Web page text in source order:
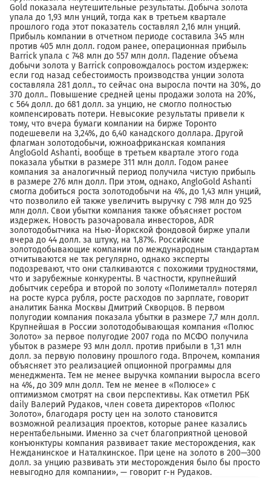
Gold показала неутешительные результаты. Добыча золота
упала до 1,93 млн унций, тогда как в третьем квартале
прошлого года этот показатель составлял 2,16 млн унций.
Прибыль компании в отчетном периоде составила 345 млн
против 405 млн долл. годом ранее, операционная прибыль
Barrick упала с 748 млн до 557 млн долл. Падение объема
добычи золота у Barrick сопровождалось ростом издержек:
если год назад себестоимость производства унции золота
составляла 281 долл., то сейчас она выросла почти на 30%, до
370 долл.. Повышение средней цены продажи золота на 20%,
с 564 долл. до 681 долл. за унцию, не смогло полностью
компенсировать потери. Невысокие результаты привели к
тому, что вчера бумаги компании на бирже Торонто
подешевели на 3,24%, до 6,40 канадского доллара. Другой
флагман золотодобычи, южноафриканская компания
AngloGold Ashanti, вообще в третьем квартале этого года
показала убытки в размере 311 млн долл. Годом ранее
компания за аналогичный период получила чистую прибыль
в размере 276 млн долл. При этом, однако, АngloGold Ashanti
смогла добиться роста золотодобычи на 4%, до 1,43 млн унций,
что позволило ей также увеличить выручку с 798 млн до 925
млн долл. Свои убытки компания также объясняет ростом
издержек. Новость разочаровала инвесторов, ADR
золотодобытчика на Нью-Йоркской фондовой бирже упали
вчера до 44 долл. за штуку, на 1,87%. Российские
золотодобывающие компании по международным стандартам
отчитываются не так регулярно, однако эксперты
подозревают, что они сталкиваются с похожими трудностями,
что и зарубежные конкуренты. В частности, крупнейший
добытчик серебра и второй по золоту «Полиметалл» потерял
на росте курса рубля, росте расходов по зарплате, говорит
аналитик Банка Москвы Дмитрий Скворцов. В первом
полугодии компания показала убытки в размере 7,7 млн долл.
Крупнейшая в России золотодобывающая компания «Полюс
Золото» за первое полугодие 2007 года по МСФО получила
убыток в размере 93 млн долл. против прибыли в 1,31 млн
долл. за первую половину прошлого года. Впрочем, компания
объясняет это реализацией опционной программы для
менеджмента. Тем не менее выручка компании выросла всего
на 4%, до 309 млн долл. Тем не менее в «Полюсе» с
оптимизмом смотрят на свои перспективы. Как отметил РБК
daily Валерий Рудаков, член совета директоров «Полюс
Золото», благодаря росту цен на золото становится
возможной реализация проектов, которые ранее казались
нерентабельными. Именно за счет благоприятной ценовой
конъюнктуры компания развивает такие месторождения, как
Нежданинское и Наталкинское. При цене на золото в 200—300
долл. за унцию развивать эти месторождения было бы просто
невыгодно для компании», — говорит г-н Рудаков.